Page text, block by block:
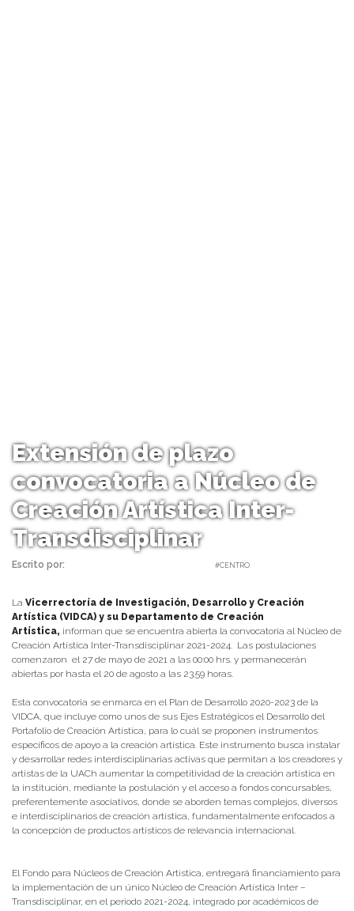
Extensión de plazo
convocatoria a Núcleo de
Creación Artística Inter-
Transdisciplinar
Escrito por: #CENTRO
La Vicerrectoría de Investigación, Desarrollo y Creación
Artística (VIDCA) y su Departamento de Creación
Artística, informan que se encuentra abierta la convocatoria al Núcleo de
Creación Artística Inter-Transdisciplinar 2021-2024. Las postulaciones
comenzaron el 27 de mayo de 2021 a las 00:00 hrs. y permanecerán
abiertas por hasta el 20 de agosto a las 23.59 horas.
Esta convocatoria se enmarca en el Plan de Desarrollo 2020-2023 de la
VIDCA, que incluye como unos de sus Ejes Estratégicos el Desarrollo del
Portafolio de Creación Artística, para lo cuál se proponen instrumentos
específicos de apoyo a la creación artística. Este instrumento busca instalar
y desarrollar redes interdisciplinarias activas que permitan a los creadores y
artistas de la UACh aumentar la competitividad de la creación artística en
la institución, mediante la postulación y el acceso a fondos concursables,
preferentemente asociativos, donde se aborden temas complejos, diversos
e interdisciplinarios de creación artística, fundamentalmente enfocados a
la concepción de productos artísticos de relevancia internacional.
El Fondo para Núcleos de Creación Artística, entregará financiamiento para
la implementación de un único Núcleo de Creación Artística Inter –
Transdisciplinar, en el periodo 2021-2024, integrado por académicos de